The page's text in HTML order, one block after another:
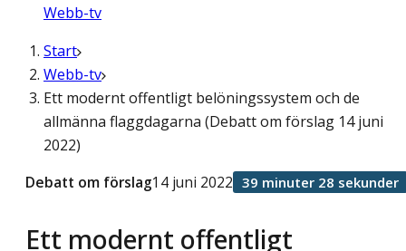
Webb-tv
Start
Webb-tv
Ett modernt offentligt belöningssystem och de
allmänna flaggdagarna (Debatt om förslag 14 juni
2022)
Ett modernt offentligt
Debatt om förslag14 juni 2022 39 minuter 28 sekunder